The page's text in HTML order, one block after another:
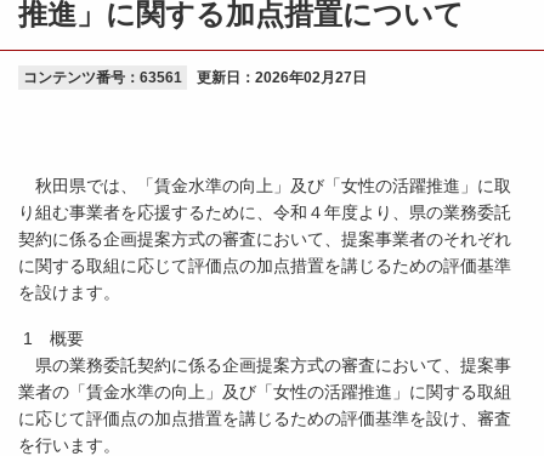
推進」に関する加点措置について
コンテンツ番号：63561 更新日： 2026年02月27日
秋田県では、「賃金水準の向上」及び「女性の活躍推進」に取
り組む事業者を応援するために、令和４年度より、県の業務委託
契約に係る企画提案方式の審査において、提案事業者のそれぞれ
に関する取組に応じて評価点の加点措置を講じるための評価基準
を設けます。
1 概要
県の業務委託契約に係る企画提案方式の審査において、提案事
業者の「賃金水準の向上」及び「女性の活躍推進」に関する取組
に応じて評価点の加点措置を講じるための評価基準を設け、審査
を行います。